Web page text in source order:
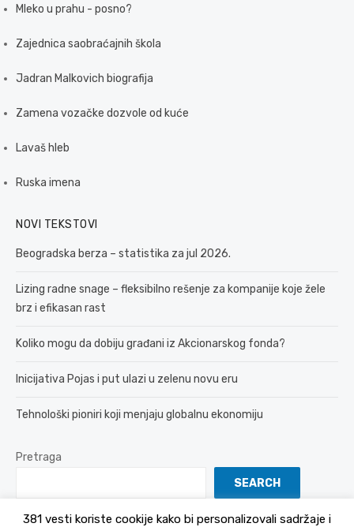
Mleko u prahu - posno?
Zajednica saobraćajnih škola
Jadran Malkovich biografija
Zamena vozačke dozvole od kuće
Lavaš hleb
Ruska imena
NOVI TEKSTOVI
Beogradska berza – statistika za jul 2026.
Lizing radne snage – fleksibilno rešenje za kompanije koje žele
brz i efikasan rast
Koliko mogu da dobiju građani iz Akcionarskog fonda?
Inicijativa Pojas i put ulazi u zelenu novu eru
Tehnološki pioniri koji menjaju globalnu ekonomiju
Pretraga
SEARCH
381 vesti koriste cookije kako bi personalizovali sadržaje i